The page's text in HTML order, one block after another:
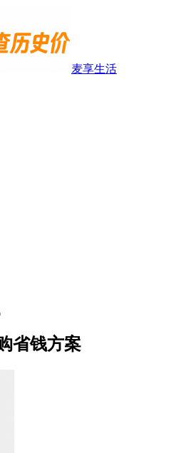
麦享生活
省钱方案